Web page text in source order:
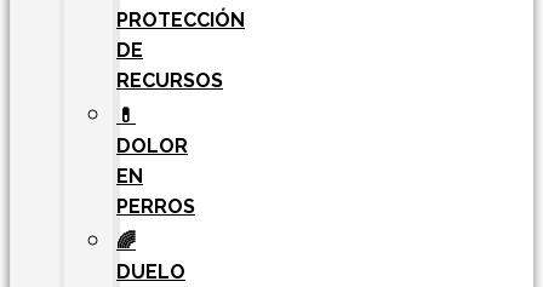
PROTECCIÓN
DE
RECURSOS
💊
DOLOR
EN
PERROS
🌈
DUELO